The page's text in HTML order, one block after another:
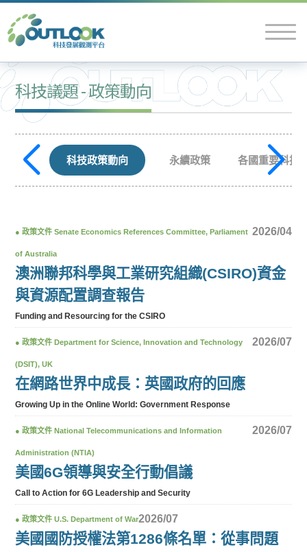
科技議題 - 政策動向
科技政策動向 永續政策 各國重要科技
●政策文件 Senate Economics References Committee, Parliament
of Australia
2026/04
澳洲聯邦科學與工業研究組織(CSIRO)資金
與資源配置調查報告
Funding and Resourcing for the CSIRO
●政策文件 Department for Science, Innovation and Technology
(DSIT), UK
2026/07
在網路世界中成長：英國政府的回應
Growing Up in the Online World: Government Response
●政策文件 National Telecommunications and Information
Administration (NTIA)
2026/07
美國6G領導與安全行動倡議
Call to Action for 6G Leadership and Security
●政策文件 U.S. Department of War2026/07
美國國防授權法第1286條名單：從事問題